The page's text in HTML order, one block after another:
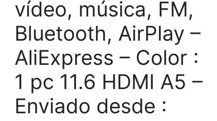
vídeo, música, FM,
Bluetooth, AirPlay –
AliExpress – Color :
1 pc 11.6 HDMI A5 –
Enviado desde :